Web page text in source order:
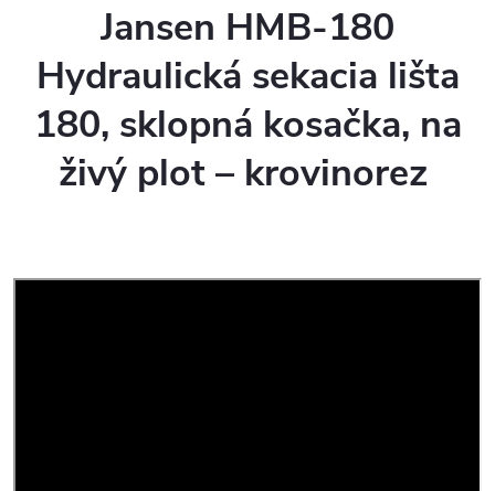
Jansen HMB-180
Hydraulická sekacia lišta
180, sklopná kosačka, na
živý plot – krovinorez